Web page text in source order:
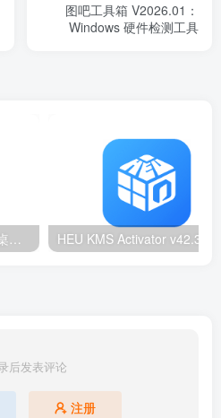
图吧工具箱 V2026.01：
Windows 硬件检测工具
BongoCat v0.8.2：跨平台桌面互动猫咪随加30款皮肤
后发表评论
注册